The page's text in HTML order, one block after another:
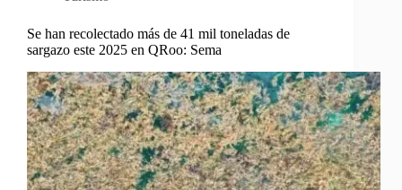
Se han recolectado más de 41 mil toneladas de
sargazo este 2025 en QRoo: Sema